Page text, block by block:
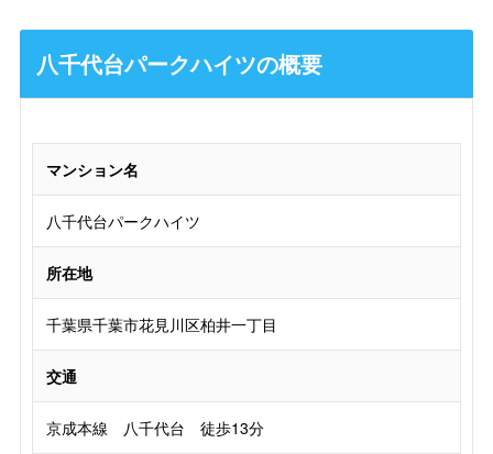
八千代台パークハイツの概要
マンション名
八千代台パークハイツ
所在地
千葉県千葉市花見川区柏井一丁目
交通
京成本線 八千代台 徒歩13分